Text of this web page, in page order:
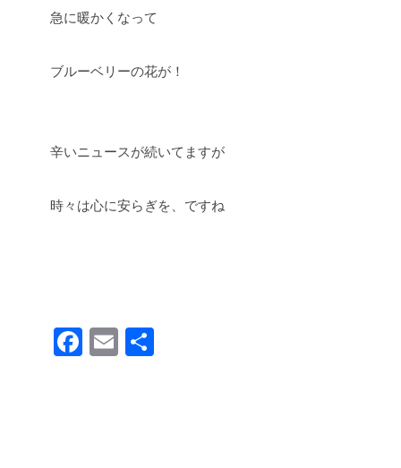
急に暖かくなって
ブルーベリーの花が！
辛いニュースが続いてますが
時々は心に安らぎを、ですね
F
E